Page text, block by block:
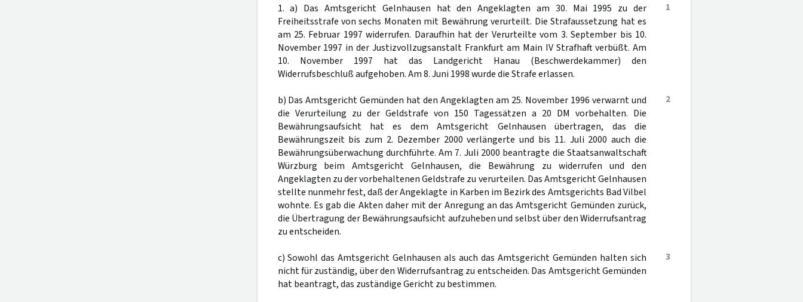
1
1. a) Das Amtsgericht Gelnhausen hat den Angeklagten am 30. Mai 1995 zu der
Freiheitsstrafe von sechs Monaten mit Bewährung verurteilt. Die Strafaussetzung hat es
am 25. Februar 1997 widerrufen. Daraufhin hat der Verurteilte vom 3. September bis 10.
November 1997 in der Justizvollzugsanstalt Frankfurt am Main IV Strafhaft verbüßt. Am
10. November 1997 hat das Landgericht Hanau (Beschwerdekammer) den
Widerrufsbeschluß aufgehoben. Am 8. Juni 1998 wurde die Strafe erlassen.
2
b) Das Amtsgericht Gemünden hat den Angeklagten am 25. November 1996 verwarnt und
die Verurteilung zu der Geldstrafe von 150 Tagessätzen a 20 DM vorbehalten. Die
Bewährungsaufsicht hat es dem Amtsgericht Gelnhausen übertragen, das die
Bewährungszeit bis zum 2. Dezember 2000 verlängerte und bis 11. Juli 2000 auch die
Bewährungsüberwachung durchführte. Am 7. Juli 2000 beantragte die Staatsanwaltschaft
Würzburg beim Amtsgericht Gelnhausen, die Bewährung zu widerrufen und den
Angeklagten zu der vorbehaltenen Geldstrafe zu verurteilen. Das Amtsgericht Gelnhausen
stellte nunmehr fest, daß der Angeklagte in Karben im Bezirk des Amtsgerichts Bad Vilbel
wohnte. Es gab die Akten daher mit der Anregung an das Amtsgericht Gemünden zurück,
die Übertragung der Bewährungsaufsicht aufzuheben und selbst über den Widerrufsantrag
zu entscheiden.
3
c) Sowohl das Amtsgericht Gelnhausen als auch das Amtsgericht Gemünden halten sich
nicht für zuständig, über den Widerrufsantrag zu entscheiden. Das Amtsgericht Gemünden
hat beantragt, das zuständige Gericht zu bestimmen.